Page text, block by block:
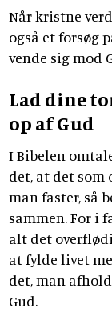
Når kristne
også et forsøg
vende sig mod
Lad dine
op af Gud
I Bibelen
det, at det som
man faster, så
sammen. For i
alt det
at fylde livet
det, man
Gud.